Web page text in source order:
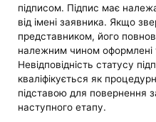
підписом. Підпис має
від імені заявника. Якщо
представником, його
належним чином оформлені
Невідповідність статусу
кваліфікується як
підставою для повернення
наступного етапу.